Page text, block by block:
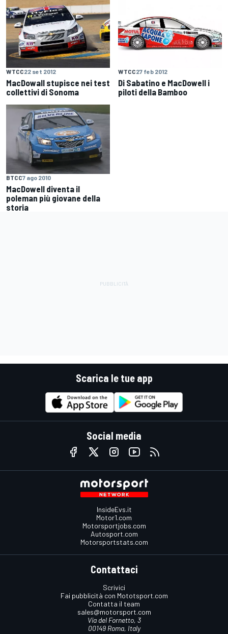
WTCC22 set 2012
MacDowall stupisce nei test
collettivi di Sonoma
WTCC27 feb 2012
Di Sabatino e MacDowell i
piloti della Bamboo
BTCC7 ago 2010
MacDowell diventa il
poleman più giovane della
storia
Scarica le tue app
Social media
InsideEvs.it
Motor1.com
Motorsportjobs.com
Autosport.com
Motorsportstats.com
Contattaci
Scrivici
Fai pubblicità con Mototsport.com
Contatta il team
sales@motorsport.com
Via del Fornetto, 3
00149 Roma, Italy